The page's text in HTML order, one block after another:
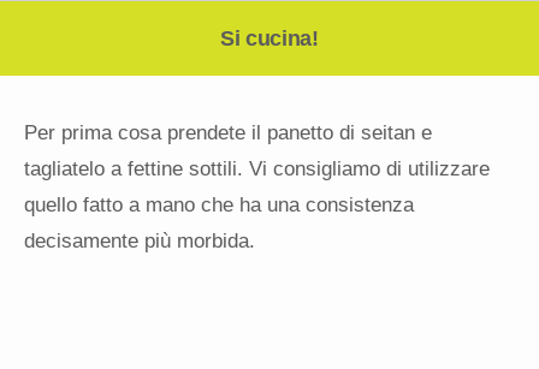
Si cucina!
Per prima cosa prendete il panetto di seitan e
tagliatelo a fettine sottili. Vi consigliamo di utilizzare
quello fatto a mano che ha una consistenza
decisamente più morbida.